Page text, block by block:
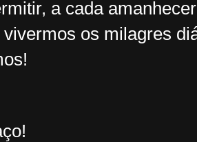
a cada
vivermos os milagres